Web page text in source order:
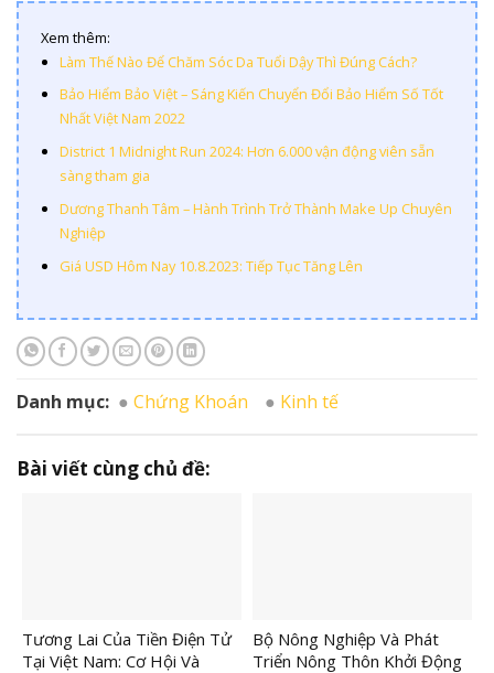
Xem thêm:
Làm Thế Nào Để Chăm Sóc Da Tuổi Dậy Thì Đúng Cách?
Bảo Hiểm Bảo Việt – Sáng Kiến Chuyển Đổi Bảo Hiểm Số Tốt
Nhất Việt Nam 2022
District 1 Midnight Run 2024: Hơn 6.000 vận động viên sẵn
sàng tham gia
Dương Thanh Tâm – Hành Trình Trở Thành Make Up Chuyên
Nghiệp
Giá USD Hôm Nay 10.8.2023: Tiếp Tục Tăng Lên
Danh mục: Chứng Khoán Kinh tế
Bài viết cùng chủ đề:
Tương Lai Của Tiền Điện Tử
Tại Việt Nam: Cơ Hội Và
Bộ Nông Nghiệp Và Phát
Triển Nông Thôn Khởi Động